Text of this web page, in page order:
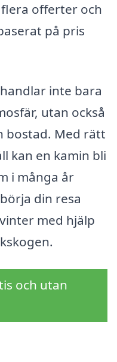
offerter och
på pris
inte bara
utan också
bostad. Med rätt
kan en kamin bli
i många år
din resa
med hjälp
och utan